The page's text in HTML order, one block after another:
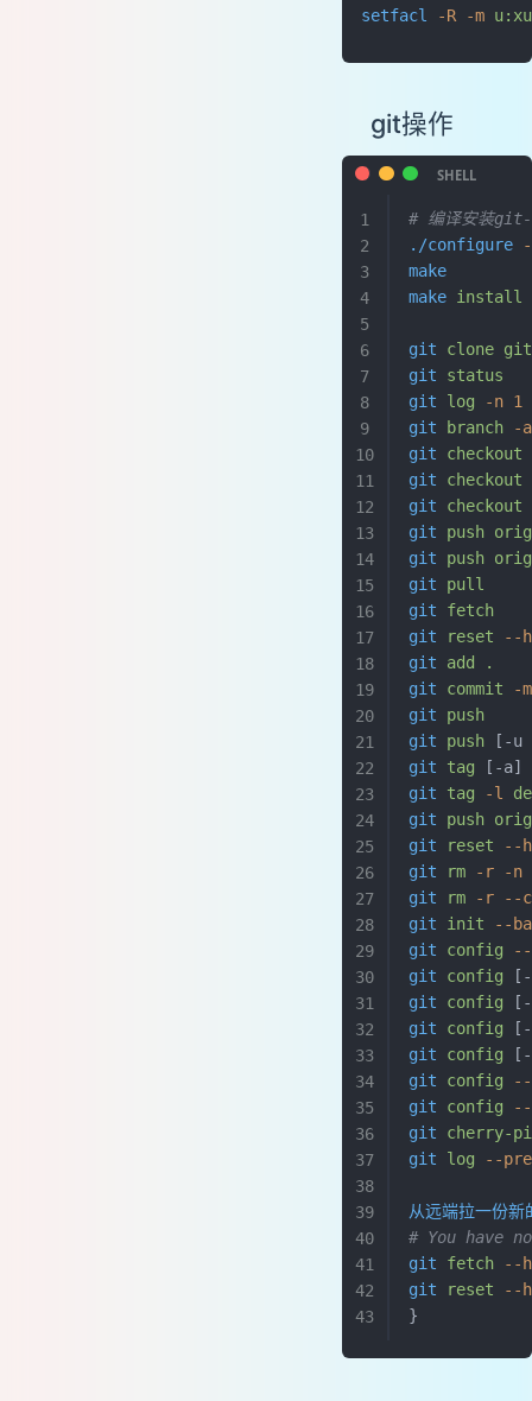
setfacl
-R -m
git操作
# 编译安装
./configure
make
make install
git clone
git status
git log -n 1
git branch -a
git checkout
git checkout
git checkout
git push
git push
git pull
git fetch
git reset --
git add .
git commit -m
git push
git push [-u
git tag [-a]
git tag -l
git push
git reset --
git rm -r -n
git rm -r --
git init --
git config --
git config
git config
git config
git config
git config --
git config
git cherry-
git log --
从远端拉一份新
# You have
git fetch --
git reset --
}